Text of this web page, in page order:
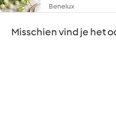
Benelux
Misschien vind je het